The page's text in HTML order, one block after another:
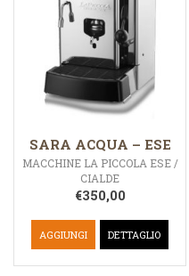
SARA ACQUA – ESE
MACCHINE LA PICCOLA ESE /
CIALDE
€350,00
AGGIUNGI DETTAGLIO